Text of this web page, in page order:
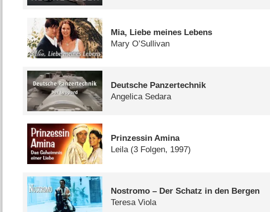
Mia, Liebe meines Lebens
Mary O’Sullivan
Deutsche Panzertechnik
Angelica Sedara
Prinzessin Amina
Leila (3 Folgen, 1997)
Nostromo – Der Schatz in den Bergen
Teresa Viola